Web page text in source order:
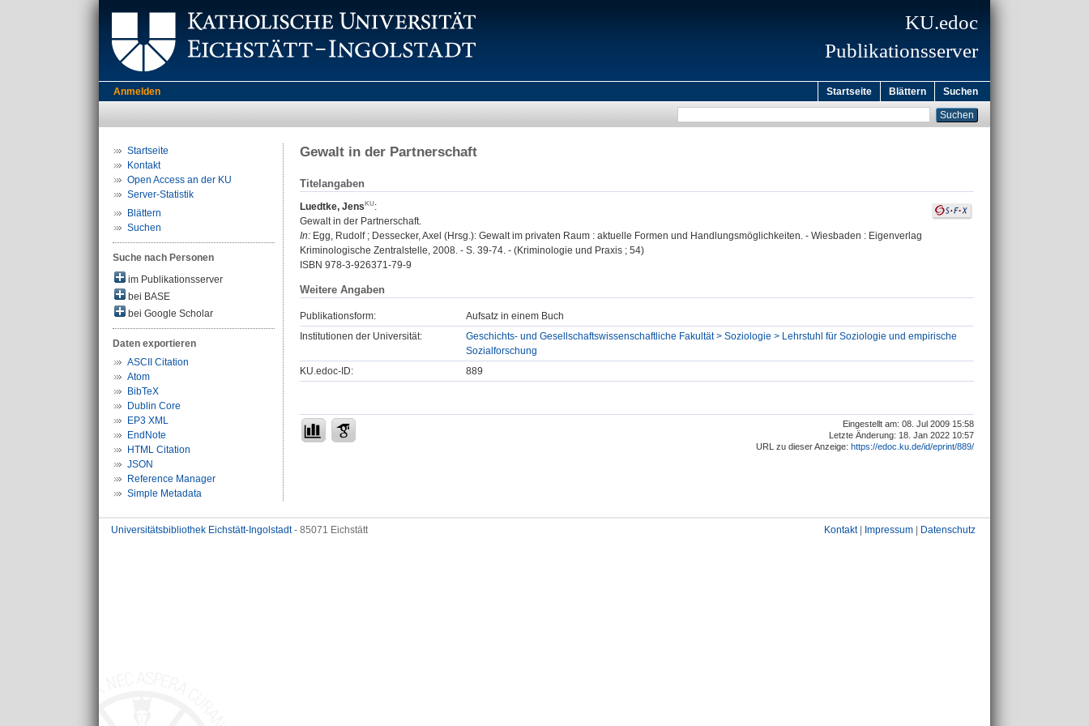
KU.edoc
Publikationsserver
Anmelden Startseite Blättern Suchen
Startseite
Kontakt
Open Access an der KU
Server-Statistik
Blättern
Suchen
Suche nach Personen
im Publikationsserver
bei BASE
bei Google Scholar
Daten exportieren
ASCII Citation
Atom
BibTeX
Dublin Core
EP3 XML
EndNote
HTML Citation
JSON
Reference Manager
Simple Metadata
Gewalt in der Partnerschaft
Titelangaben
Luedtke, Jens
:
Gewalt in der Partnerschaft.
In: Egg, Rudolf ; Dessecker, Axel (Hrsg.): Gewalt im privaten Raum : aktuelle Formen und Handlungsmöglichkeiten. - Wiesbaden : Eigenverlag
Kriminologische Zentralstelle, 2008. - S. 39-74. - (Kriminologie und Praxis ; 54)
ISBN 978-3-926371-79-9
Weitere Angaben
Publikationsform:
Aufsatz in einem Buch
Institutionen der Universität:
Geschichts- und Gesellschaftswissenschaftliche Fakultät > Soziologie > Lehrstuhl für Soziologie und empirische
Sozialforschung
KU.edoc-ID:
889
Eingestellt am: 08. Jul 2009 15:58
Letzte Änderung: 18. Jan 2022 10:57
URL zu dieser Anzeige: https://edoc.ku.de/id/eprint/889/
Universitätsbibliothek Eichstätt-Ingolstadt- 85071 Eichstätt Kontakt| Impressum Datenschutz